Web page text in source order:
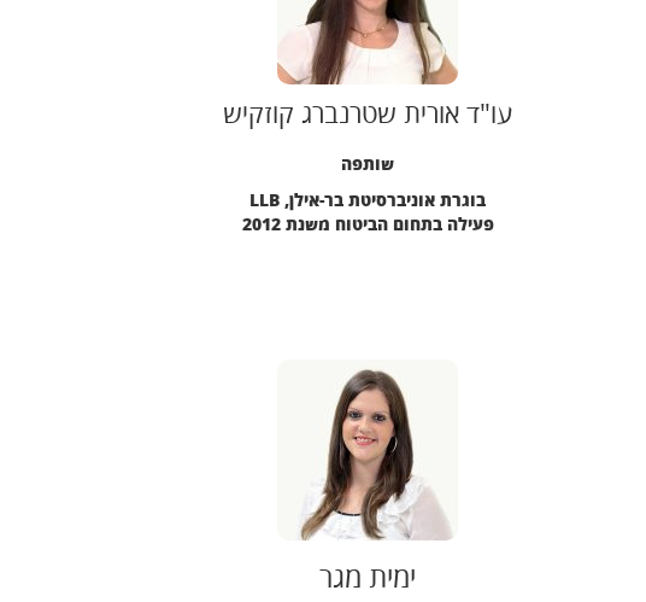
עו"ד אורית שטרנברג קוזקיש
שותפה
בוגרת אוניברסיטת בר-אילן, LLB
פעילה בתחום הביטוח משנת 2012
ימית מגר